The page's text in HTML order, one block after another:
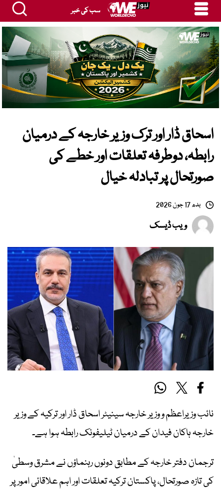
سب کی خبر
اسحاق ڈار اور ترک وزیر خارجہ کے درمیان
رابطہ، دوطرفہ تعلقات اور خطے کی
صورتحال پر تبادلہ خیال
بدھ 17 جون 2026
ویب ڈیسک
نائب وزیراعظم و وزیر خارجہ سینیٹر اسحاق ڈار اور ترکیہ کے وزیر
خارجہ ہاکان فیدان کے درمیان ٹیلیفونک رابطہ ہوا ہے۔
ترجمان دفتر خارجہ کے مطابق دونوں رہنماؤں نے مشرق وسطیٰ
کی تازہ صورتحال، پاکستان ترکیہ تعلقات اور اہم علاقائی امور پر